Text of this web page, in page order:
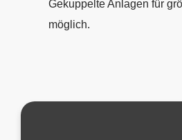
Gekuppelte Anlagen für
möglich.